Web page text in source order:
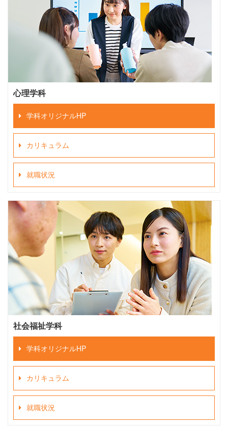
心理学科
学科オリジナルHP
カリキュラム
就職状況
社会福祉学科
学科オリジナルHP
カリキュラム
就職状況